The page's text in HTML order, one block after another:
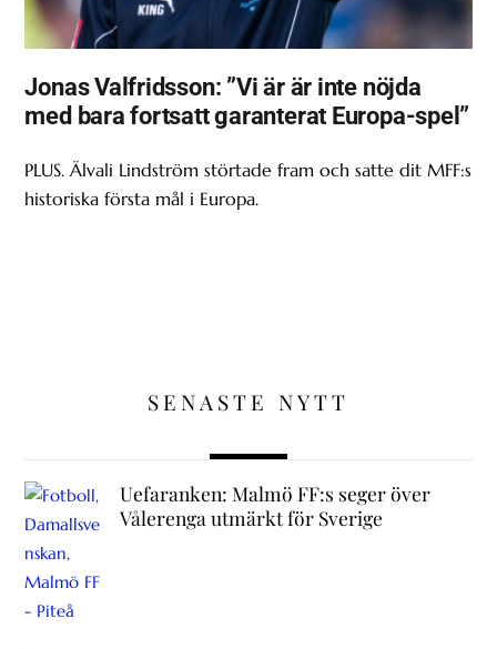
Jonas Valfridsson: ”Vi är är inte nöjda
med bara fortsatt garanterat Europa-spel”
PLUS. Älvali Lindström störtade fram och satte dit MFF:s
historiska första mål i Europa.
SENASTE NYTT
Uefaranken: Malmö FF:s seger över
Vålerenga utmärkt för Sverige